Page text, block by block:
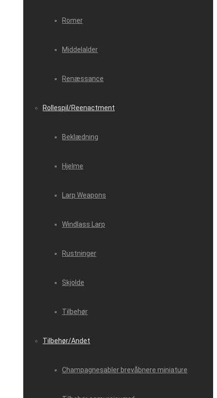
Romer
Middelalder
Renæssance
Rollespil/Reenactment
Beklædning
Hjelme
Larp Weapons
Windlass Larp
Rustninger
Skjolde
Tilbehør
Tilbehør/Andet
Champagnesabler brevåbnere miniature